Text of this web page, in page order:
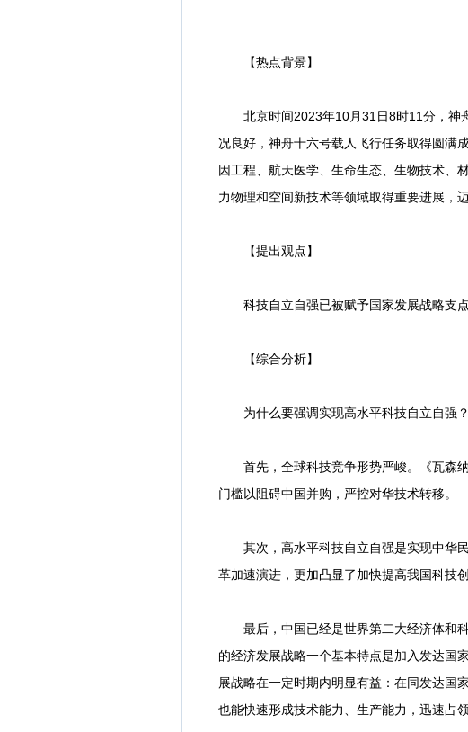
【热点背景】
北京时间2023年10月31日8时11分，神舟
况良好，神舟十六号载人飞行任务取得圆满
因工程、航天医学、生命生态、生物技术、
力物理和空间新技术等领域取得重要进展，
【提出观点】
科技自立自强已被赋予国家发展战略支点
【综合分析】
为什么要强调实现高水平科技自立自强？
首先，全球科技竞争形势严峻。《瓦森纳
门槛以阻碍中国并购，严控对华技术转移。
其次，高水平科技自立自强是实现中华民
革加速演进，更加凸显了加快提高我国科技
最后，中国已经是世界第二大经济体和科
的经济发展战略一个基本特点是加入发达国
展战略在一定时期内明显有益：在同发达国
也能快速形成技术能力、生产能力，迅速占